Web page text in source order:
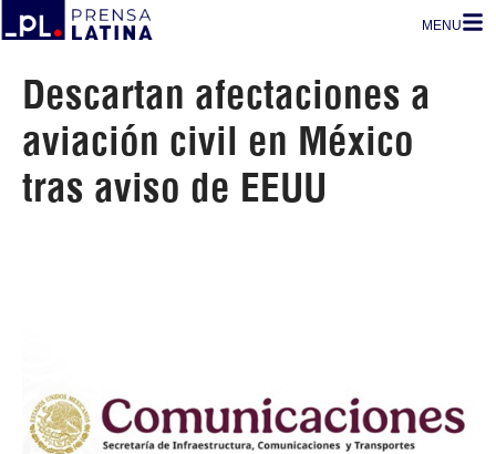
MENU
Descartan afectaciones a
aviación civil en México
tras aviso de EEUU